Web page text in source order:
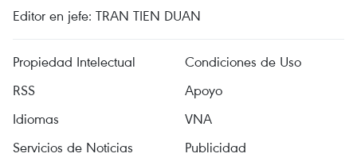
Editor en jefe: TRAN TIEN DUAN
Propiedad Intelectual
Condiciones de Uso
RSS
Apoyo
Idiomas
VNA
Servicios de Noticias
Publicidad